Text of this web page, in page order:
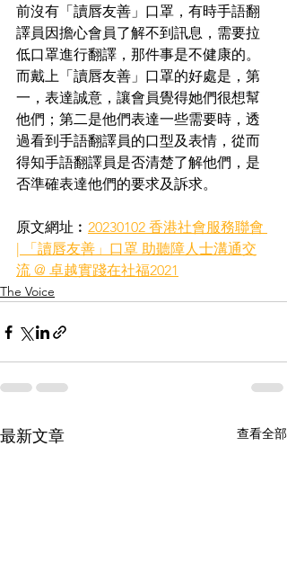
前沒有「讀唇友善」口罩，有時手語翻
譯員因擔心會員了解不到訊息，需要拉
低口罩進行翻譯，那件事是不健康的。
而戴上「讀唇友善」口罩的好處是，第
一，表達誠意，讓會員覺得她們很想幫
他們；第二是他們表達一些需要時，透
過看到手語翻譯員的口型及表情，從而
得知手語翻譯員是否清楚了解他們，是
否準確表達他們的要求及訴求。
原文網址︰ 20230102 香港社會服務聯會
| 「讀唇友善」口罩 助聽障人士溝通交
流 @ 卓越實踐在社福2021
The Voice
最新文章 查看全部